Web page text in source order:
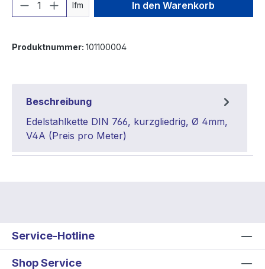
lfm In den Warenkorb
Produktnummer: 101100004
Beschreibung
Edelstahlkette DIN 766, kurzgliedrig, Ø 4mm,
V4A (Preis pro Meter)
Service-Hotline
Shop Service